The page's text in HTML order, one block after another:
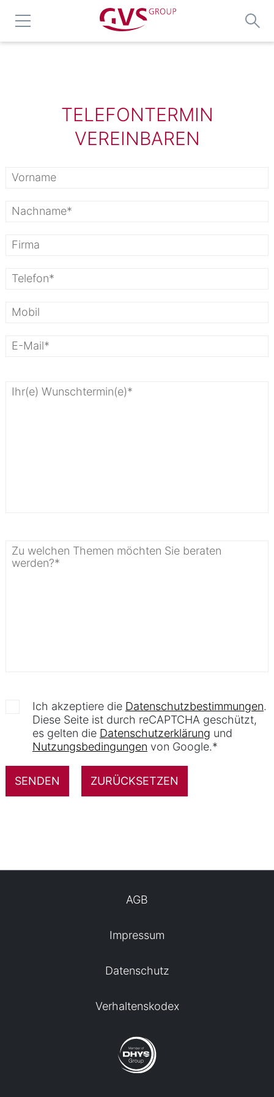
TELEFONTERMIN
VEREINBAREN
Ich akzeptiere die Datenschutzbestimmungen.
Diese Seite ist durch reCAPTCHA geschützt,
es gelten die Datenschutzerklärung und
Nutzungsbedingungen von Google.*
AGB
Impressum
Datenschutz
Verhaltenskodex